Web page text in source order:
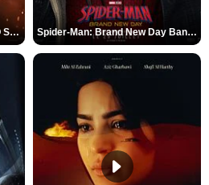
L'Odyssée Bande-annonce VO STFR Spider-Man: Brand New Day Bande-annonce VO STFR